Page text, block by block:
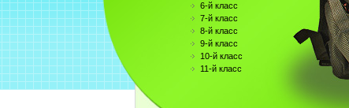
6-й класс
7-й класс
8-й класс
9-й класс
10-й класс
11-й класс